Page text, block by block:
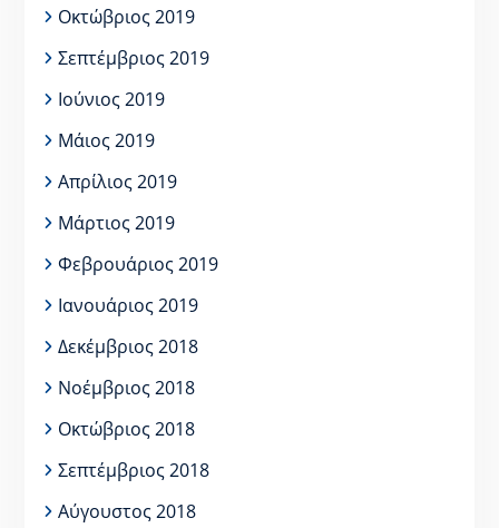
Οκτώβριος 2019
Σεπτέμβριος 2019
Ιούνιος 2019
Μάιος 2019
Απρίλιος 2019
Μάρτιος 2019
Φεβρουάριος 2019
Ιανουάριος 2019
Δεκέμβριος 2018
Νοέμβριος 2018
Οκτώβριος 2018
Σεπτέμβριος 2018
Αύγουστος 2018